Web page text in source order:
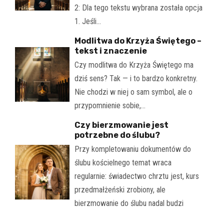
2: Dla tego tekstu wybrana została opcja
1. Jeśli…
Modlitwa do Krzyża Świętego –
tekst i znaczenie
Czy modlitwa do Krzyża Świętego ma
dziś sens? Tak — i to bardzo konkretny.
Nie chodzi w niej o sam symbol, ale o
przypomnienie sobie,…
Czy bierzmowanie jest
potrzebne do ślubu?
Przy kompletowaniu dokumentów do
ślubu kościelnego temat wraca
regularnie: świadectwo chrztu jest, kurs
przedmałżeński zrobiony, ale
bierzmowanie do ślubu nadal budzi